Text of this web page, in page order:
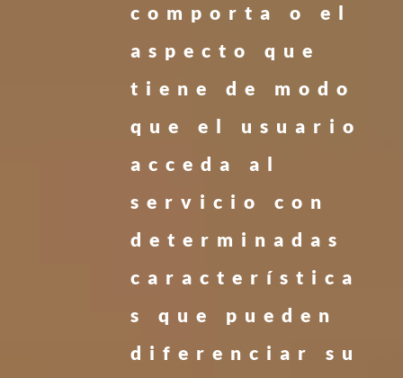
comporta o el
aspecto que
tiene de modo
que el usuario
acceda al
servicio con
determinadas
característica
s que pueden
diferenciar su